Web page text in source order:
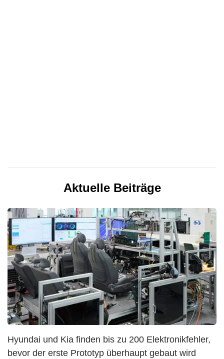
Aktuelle Beiträge
Hyundai und Kia finden bis zu 200 Elektronikfehler,
bevor der erste Prototyp überhaupt gebaut wird